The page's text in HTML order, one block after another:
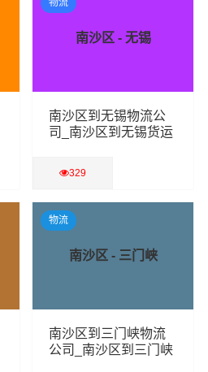
南沙区 - 无锡
南沙区到无锡物流公
司_南沙区到无锡货运
329
查看详细
物流
南沙区 - 三门峡
南沙区到三门峡物流
公司_南沙区到三门峡
物流